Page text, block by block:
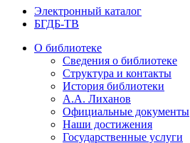
Электронный каталог
БГДБ-ТВ
О библиотеке
Сведения о библиотеке
Структура и контакты
История библиотеки
А.А. Лиханов
Официальные документы
Наши достижения
Государственные услуги